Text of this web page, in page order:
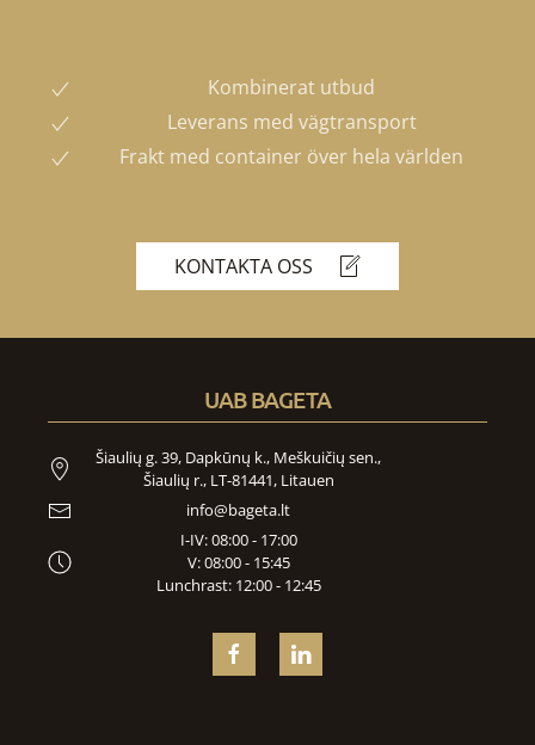
Kombinerat utbud
Leverans med vägtransport
Frakt med container över hela världen
KONTAKTA OSS
UAB BAGETA
Šiaulių g. 39, Dapkūnų k., Meškuičių sen.,
Šiaulių r., LT-81441, Litauen
info@bageta.lt
I-IV: 08:00 - 17:00
V: 08:00 - 15:45
Lunchrast: 12:00 - 12:45